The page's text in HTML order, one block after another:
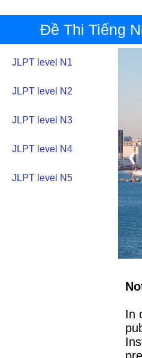
Đề Thi Tiếng
JLPT level N1
JLPT level N2
JLPT level N3
JLPT level N4
JLPT level N5
❮
In